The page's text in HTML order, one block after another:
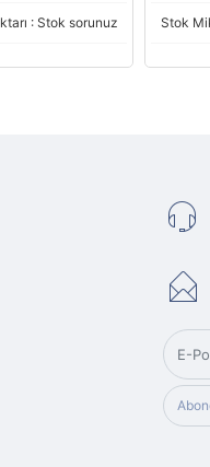
: Stok sorunuz Stok